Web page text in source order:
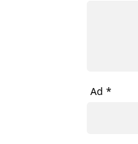
Ad *